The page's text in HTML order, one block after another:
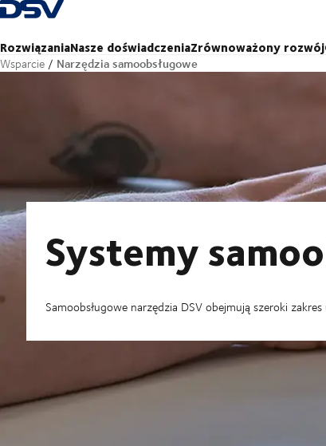
Cofnij do strony głównej
RozwiązaniaNasze doświadczeniaZrównoważony rozwój
Wsparcie Narzędzia samoobsługowe
Systemy
Samoobsługowe narzędzia DSV obejmują szeroki